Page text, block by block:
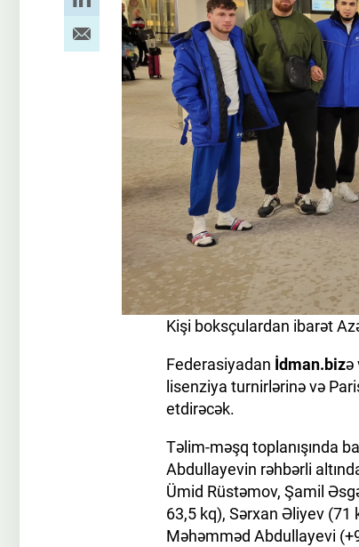
Kişi boksçulardan ibarət
Federasiyadan İdman.bizə
lisenziya turnirlərinə və
etdirəcək.
Təlim-məşq toplanışında
Abdullayevin rəhbərli
Ümid Rüstəmov, Şamil
63,5 kq), Sərxan Əliyev
Məhəmməd Abdullayevi